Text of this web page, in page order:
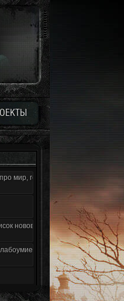
мир, геймплей и сюжет | Разбор
нововведений
и отвага